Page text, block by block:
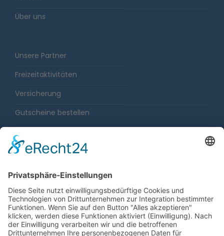
Über uns
Unsere Partner
Freizeitaktivitäten
Versicherung
Gutscheine bestellen
Impressum
Sitemap
Datenschutz
Barrierefreiheit